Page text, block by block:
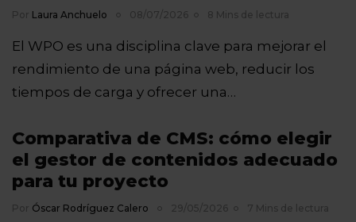
Por Laura Anchuelo 08/07/2026 8 Mins de lectura
El WPO es una disciplina clave para mejorar el
rendimiento de una página web, reducir los
tiempos de carga y ofrecer una…
Comparativa de CMS: cómo elegir
el gestor de contenidos adecuado
para tu proyecto
Por Óscar Rodríguez Calero 29/05/2026 7 Mins de lectura